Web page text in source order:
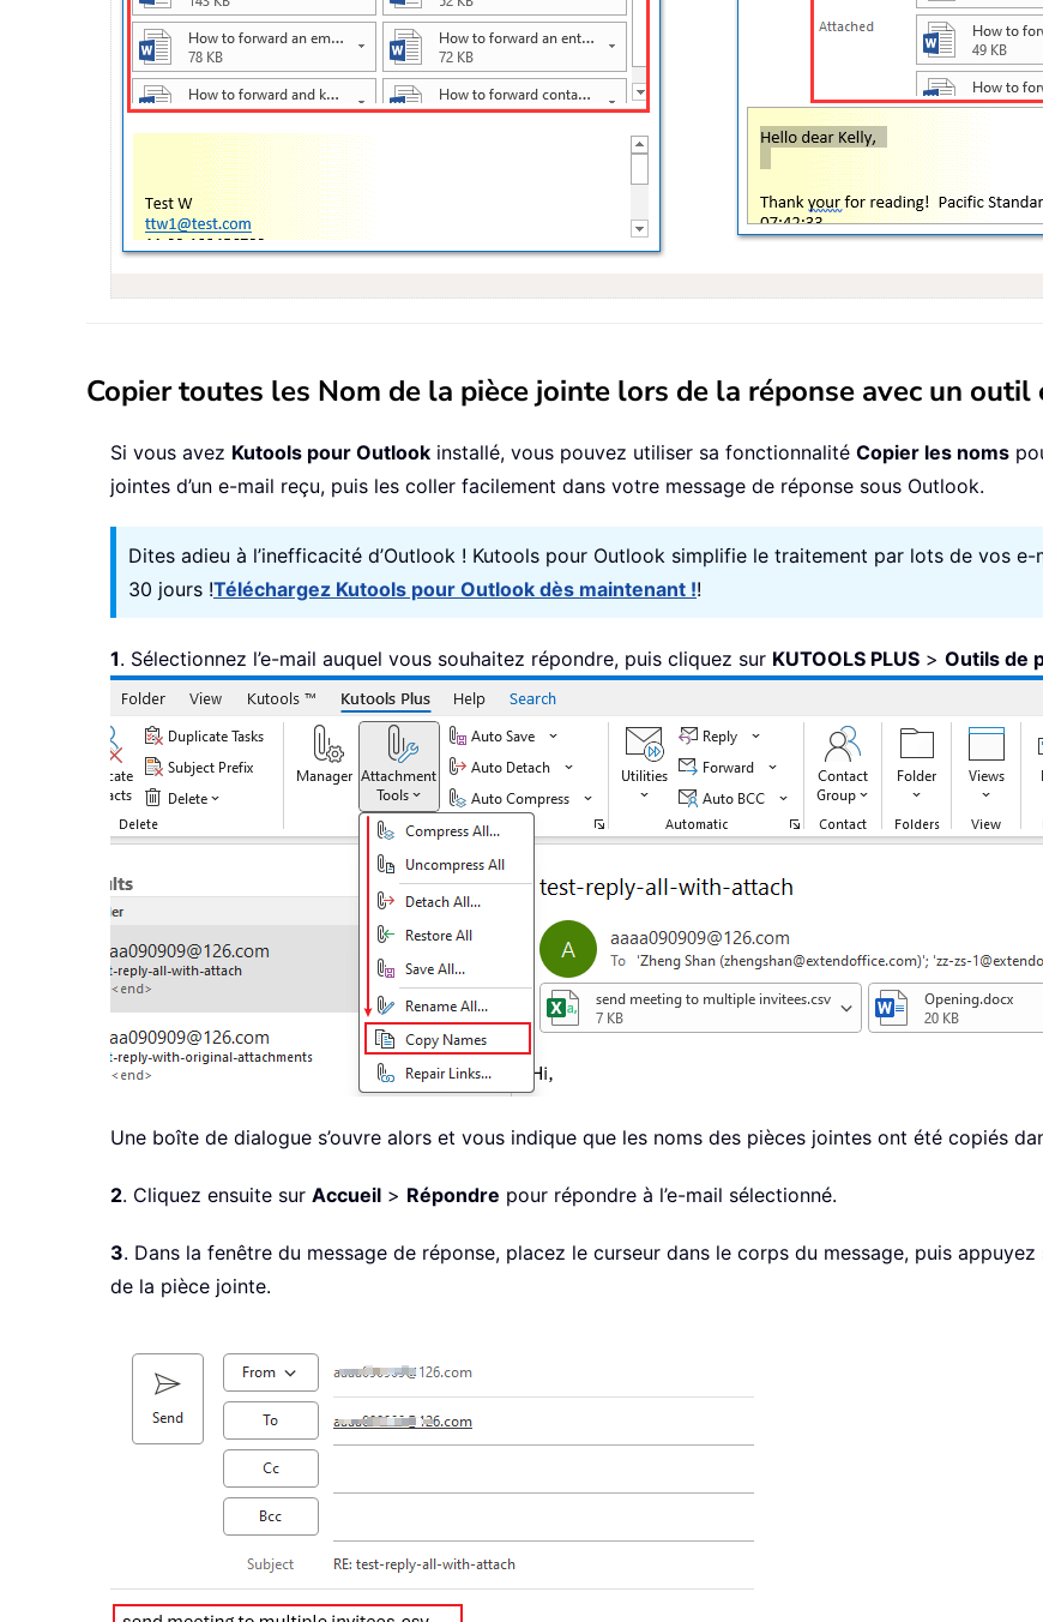
Copier toutes les Nom de la pièce jointe lors de la réponse avec un
Si vous avez Kutools pour Outlook installé, vous pouvez utiliser sa fonctionnalité Copier les noms
jointes d’un e-mail reçu, puis les coller facilement dans votre message de réponse sous Outlook.
Dites adieu à l’inefficacité d’Outlook ! Kutools pour Outlook simplifie le traitement par lots de vos
30 jours !Téléchargez Kutools pour Outlook dès maintenant !!
1. Sélectionnez l’e-mail auquel vous souhaitez répondre, puis cliquez sur KUTOOLS PLUS > Outils de
Une boîte de dialogue s’ouvre alors et vous indique que les noms des pièces jointes ont été copiés
2. Cliquez ensuite sur Accueil > Répondre pour répondre à l’e-mail sélectionné.
3. Dans la fenêtre du message de réponse, placez le curseur dans le corps du message, puis
de la pièce jointe.